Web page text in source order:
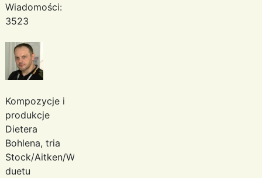
Wiadomości:
3523
Kompozycje i
produkcje
Dietera
Bohlena, tria
Stock/Aitken/Waterman,
duetu